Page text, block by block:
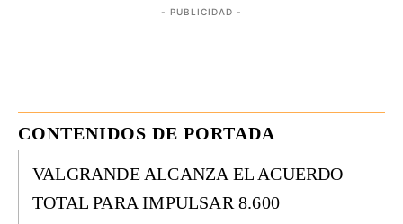
- PUBLICIDAD -
CONTENIDOS DE PORTADA
VALGRANDE ALCANZA EL ACUERDO
TOTAL PARA IMPULSAR 8.600